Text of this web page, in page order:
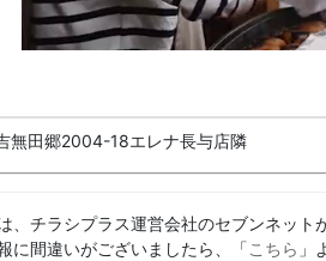
無田郷2004-18エレナ長与店隣
、チラシプラス運営会社のセブンネッ
に間違いがございましたら、「こちら 」